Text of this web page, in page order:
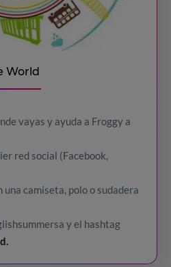
World
vayas y ayuda a Froggy a
red social (Facebook,
una camiseta, polo o sudadera
y el hashtag